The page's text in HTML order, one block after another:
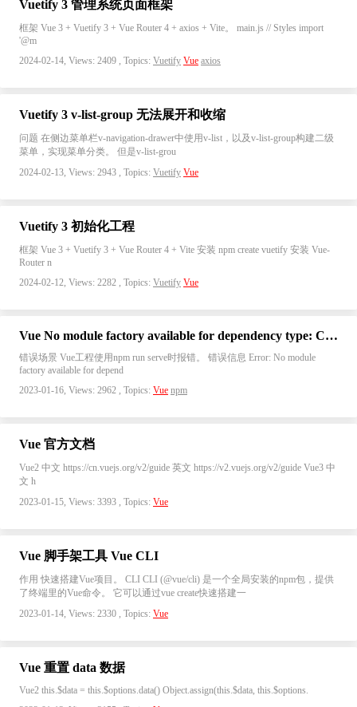
Vuetify 3 管理系统页面框架
框架 Vue 3 + Vuetify 3 + Vue Router 4 + axios + Vite。 main.js // Styles import
'@m
2024-02-14, Views: 2409 , Topics: Vuetify Vue axios
Vuetify 3 v-list-group 无法展开和收缩
问题 在侧边菜单栏v-navigation-drawer中使用v-list，以及v-list-group构建二级
菜单，实现菜单分类。 但是v-list-grou
2024-02-13, Views: 2943 , Topics: Vuetify Vue
Vuetify 3 初始化工程
框架 Vue 3 + Vuetify 3 + Vue Router 4 + Vite 安装 npm create vuetify 安装 Vue-
Router n
2024-02-12, Views: 2282 , Topics: Vuetify Vue
Vue No module factory available for dependency type: CssDependency
错误场景 Vue工程使用npm run serve时报错。 错误信息 Error: No module
factory available for depend
2023-01-16, Views: 2962 , Topics: Vue npm
Vue 官方文档
Vue2 中文 https://cn.vuejs.org/v2/guide 英文 https://v2.vuejs.org/v2/guide Vue3 中
文 h
2023-01-15, Views: 3393 , Topics: Vue
Vue 脚手架工具 Vue CLI
作用 快速搭建Vue项目。 CLI CLI (@vue/cli) 是一个全局安装的npm包，提供
了终端里的Vue命令。 它可以通过vue create快速搭建一
2023-01-14, Views: 2330 , Topics: Vue
Vue 重置 data 数据
Vue2 this.$data = this.$options.data() Object.assign(this.$data, this.$options.